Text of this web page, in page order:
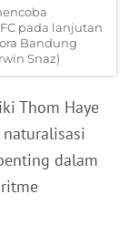
pada lanjutan
Bandung
Snaz)
Thom Haye
dalam